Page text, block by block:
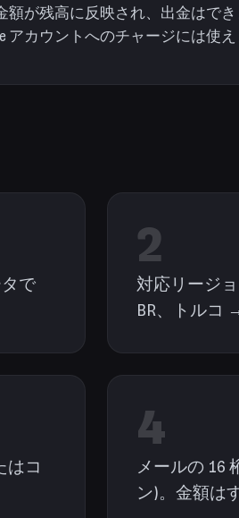
が残高に反映され、出金はでき
アカウントへのチャージには使え
で
2
対応リージ
BR、トルコ
はコ
4
メールの 16
ン)。金額は